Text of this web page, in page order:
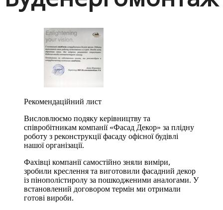
Рекомендаційний лист
Висловлюємо подяку керівництву та
співробітникам компанії «Фасад Декор» за плідну
роботу з реконструкції фасаду офісної будівлі
нашої організації.
Фахівці компанії самостійно зняли виміри,
зробили креслення та виготовили фасадний декор
із пінополістиролу за пошкодженими аналогами. У
встановлений договором термін ми отримали
готові вироби.